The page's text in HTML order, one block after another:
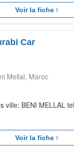
Voir la fiche
Car
Mellal Maroc
ville: BENI MELLAL
Voir la fiche